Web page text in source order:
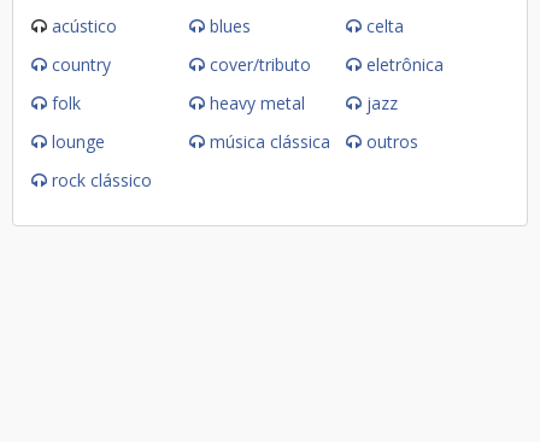
acústico blues
celta
country
cover/tributo
eletrônica
folk
heavy metal
jazz
lounge
música clássica
outros
rock clássico